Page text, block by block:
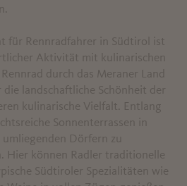
für Rennradfahrer in Südtirol ist
Aktivität mit kulinarischen
durch das Meraner Land
landschaftliche Schönheit der
kulinarische Vielfalt. Entlang
Sonnenterrassen in
Dörfern zu
Hier können Radler traditionelle
Südtiroler Spezialitäten wie